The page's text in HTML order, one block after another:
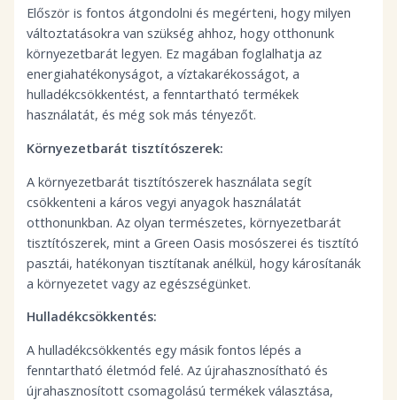
Először is fontos átgondolni és megérteni, hogy milyen
változtatásokra van szükség ahhoz, hogy otthonunk
környezetbarát legyen. Ez magában foglalhatja az
energiahatékonyságot, a víztakarékosságot, a
hulladékcsökkentést, a fenntartható termékek
használatát, és még sok más tényezőt.
Környezetbarát tisztítószerek:
A környezetbarát tisztítószerek használata segít
csökkenteni a káros vegyi anyagok használatát
otthonunkban. Az olyan természetes, környezetbarát
tisztítószerek, mint a Green Oasis mosószerei és tisztító
pasztái, hatékonyan tisztítanak anélkül, hogy károsítanák
a környezetet vagy az egészségünket.
Hulladékcsökkentés:
A hulladékcsökkentés egy másik fontos lépés a
fenntartható életmód felé. Az újrahasznosítható és
újrahasznosított csomagolású termékek választása,